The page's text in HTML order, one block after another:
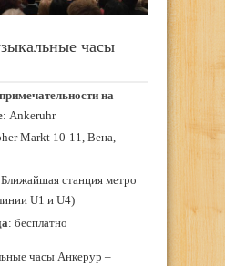
часы
на
: Ankeruhr
Markt 10-11, Вена,
станция метро
U1 и U4)
: бесплатно
часы Анкерур –